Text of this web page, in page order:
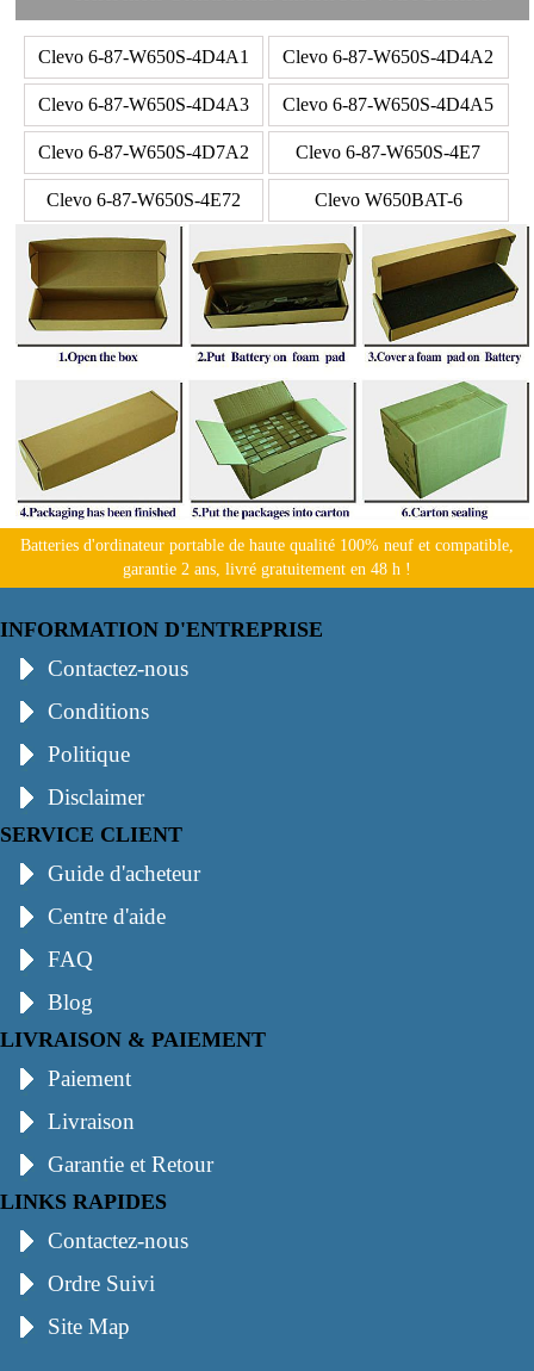
Clevo 6-87-W650S-4D4A1 Clevo 6-87-W650S-4D4A2
Clevo 6-87-W650S-4D4A3 Clevo 6-87-W650S-4D4A5
Clevo 6-87-W650S-4D7A2 Clevo 6-87-W650S-4E7
Clevo 6-87-W650S-4E72 Clevo W650BAT-6
Batteries d'ordinateur portable de haute qualité 100% neuf et compatible,
garantie 2 ans, livré gratuitement en 48 h !
INFORMATION D'ENTREPRISE
Contactez-nous
Conditions
Politique
Disclaimer
SERVICE CLIENT
Guide d'acheteur
Centre d'aide
FAQ
Blog
LIVRAISON & PAIEMENT
Paiement
Livraison
Garantie et Retour
LINKS RAPIDES
Contactez-nous
Ordre Suivi
Site Map